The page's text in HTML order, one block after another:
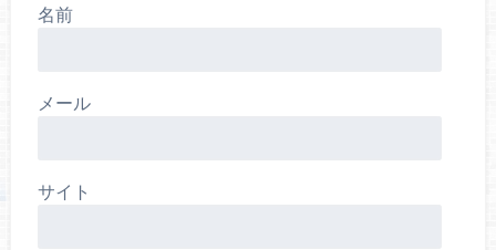
名前
メール
サイト